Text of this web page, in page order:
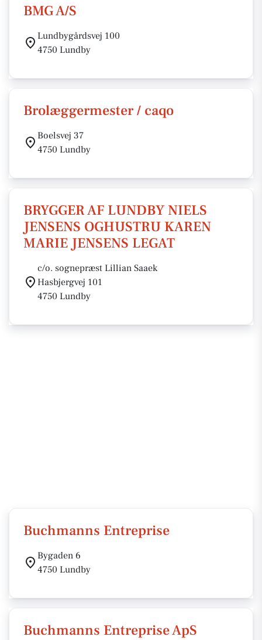
BMG A/S
Lundbygårdsvej 100
4750 Lundby
Brolæggermester / caqo
Boelsvej 37
4750 Lundby
BRYGGER AF LUNDBY NIELS
JENSENS OGHUSTRU KAREN
MARIE JENSENS LEGAT
c/o. sognepræst Lillian Saaek
Hasbjergvej 101
4750 Lundby
Buchmanns Entreprise
Bygaden 6
4750 Lundby
Buchmanns Entreprise ApS